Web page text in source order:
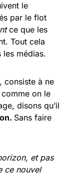
le
par le flot
ce que les
Tout cela
les médias.
consiste à ne
on le
disons qu’il
Sans faire
et pas
ce nouvel